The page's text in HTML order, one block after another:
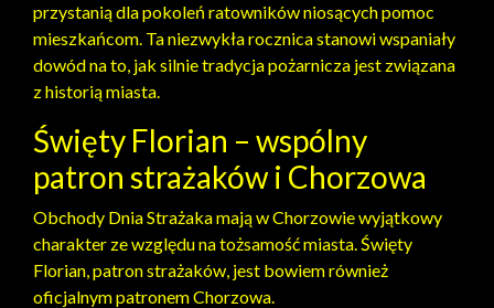
przystanią dla pokoleń ratowników niosących pomoc
mieszkańcom. Ta niezwykła rocznica stanowi wspaniały
dowód na to, jak silnie tradycja pożarnicza jest związana
z historią miasta.
Święty Florian – wspólny
patron strażaków i Chorzowa
Obchody Dnia Strażaka mają w Chorzowie wyjątkowy
charakter ze względu na tożsamość miasta. Święty
Florian, patron strażaków, jest bowiem również
oficjalnym patronem Chorzowa.